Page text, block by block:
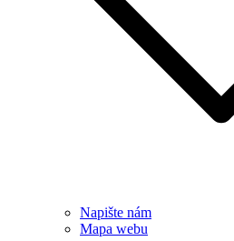
Napište nám
Mapa webu